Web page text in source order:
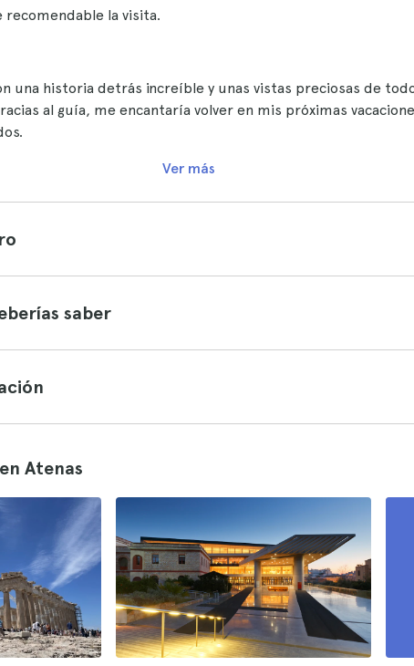
la visita.
una historia detrás increíble y unas vistas preciosas de
al guía, me encantaría volver en mis próximas
Ver más
saber
Atenas